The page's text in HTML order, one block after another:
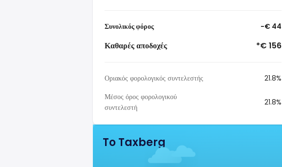
Συνολικός φόρος -€ 44
Καθαρές αποδοχές *€ 156
Οριακός φορολογικός συντελεστής
21.8%
Μέσος όρος φορολογικού
συντελεστή
21.8%
To Taxberg